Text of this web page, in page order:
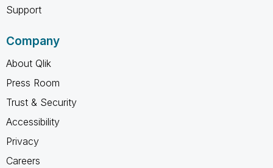
Support
Company
About Qlik
Press Room
Trust & Security
Accessibility
Privacy
Careers